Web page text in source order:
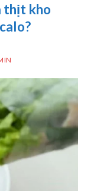
thịt kho